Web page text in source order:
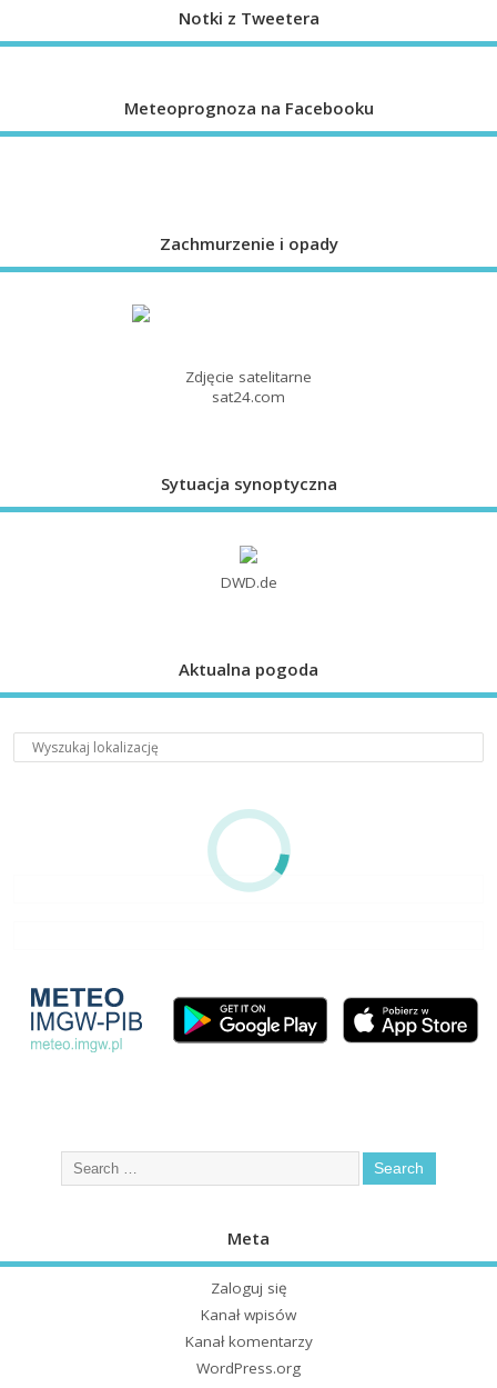
Notki z Tweetera
Meteoprognoza na Facebooku
Zachmurzenie i opady
Zdjęcie satelitarne
sat24.com
Sytuacja synoptyczna
DWD.de
Aktualna pogoda
Meta
Zaloguj się
Kanał wpisów
Kanał komentarzy
WordPress.org